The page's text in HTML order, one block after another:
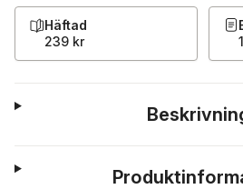
Häftad
239 kr